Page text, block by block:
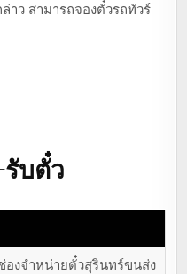
าว สามารถจองตั๋วรถทัวร์
รับตั๋ว
องจำหน่ายตั๋วสุรินทร์ขนส่ง